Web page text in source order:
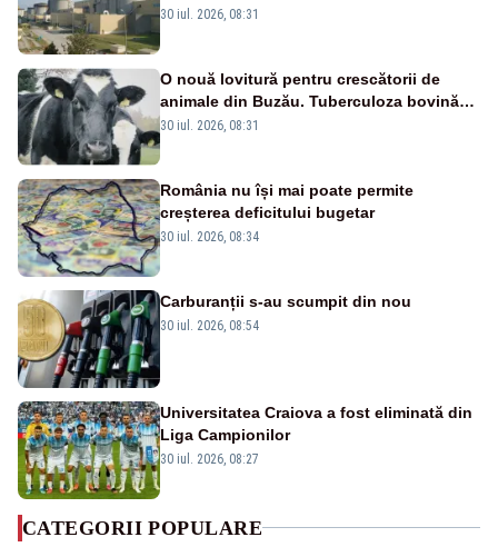
30 iul. 2026, 08:31
O nouă lovitură pentru crescătorii de
animale din Buzău. Tuberculoza bovină
amenință fermele și producția de lapte
30 iul. 2026, 08:31
România nu își mai poate permite
creșterea deficitului bugetar
30 iul. 2026, 08:34
Carburanții s-au scumpit din nou
30 iul. 2026, 08:54
Universitatea Craiova a fost eliminată din
Liga Campionilor
30 iul. 2026, 08:27
CATEGORII POPULARE